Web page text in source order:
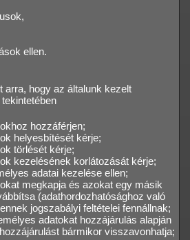
ellen.
arra, hogy az általunk kezelt
hozzáférjen;
helyesbítését kérje;
törlését kérje;
kezelésének korlátozását kérje;
adatai kezelése ellen;
megkapja és azokat egy másik
(adathordozhatósághoz való
jogszabályi feltételei fennállnak;
adatokat hozzájárulás alapján
bármikor visszavonhatja;